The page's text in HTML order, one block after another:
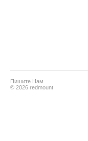
Пишите Нам
© 2026 redmount